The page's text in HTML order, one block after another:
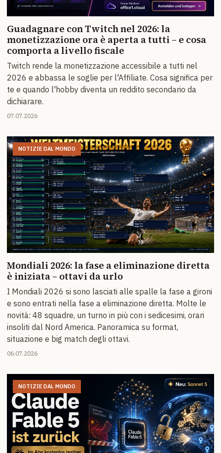
Guadagnare con Twitch nel 2026: la
monetizzazione ora è aperta a tutti – e cosa
comporta a livello fiscale
Twitch rende la monetizzazione accessibile a tutti nel
2026 e abbassa le soglie per l'Affiliate. Cosa significa per
te e quando l'hobby diventa un reddito secondario da
dichiarare.
07.07.2026
NOTIZIE DAL MONDO
Mondiali 2026: la fase a eliminazione diretta
è iniziata – ottavi da urlo
I Mondiali 2026 si sono lasciati alle spalle la fase a gironi
e sono entrati nella fase a eliminazione diretta. Molte le
novità: 48 squadre, un turno in più con i sedicesimi, orari
insoliti dal Nord America. Panoramica su format,
situazione e big match degli ottavi.
06.07.2026
NOTIZIE DAL MONDO